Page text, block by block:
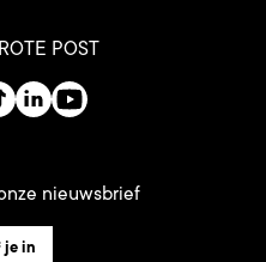
POST
nieuwsbrief
je in